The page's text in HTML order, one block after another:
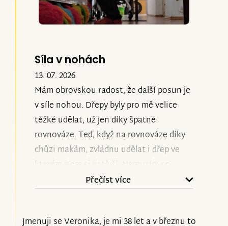
Síla v nohách
13. 07. 2026
Mám obrovskou radost, že další posun je
v síle nohou. Dřepy byly pro mě velice
těžké udělat, už jen díky špatné
rovnováze. Teď, když na rovnováze díky
chůzi makám, zvládnu udělat i dřep ve
kterém jsem si jistější. Nemusím se
obávat toho, že se mi noha podlomí.
Přečíst více
Jmenuji se Veronika, je mi 38 let a v březnu to